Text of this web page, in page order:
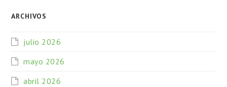
ARCHIVOS
julio 2026
mayo 2026
abril 2026